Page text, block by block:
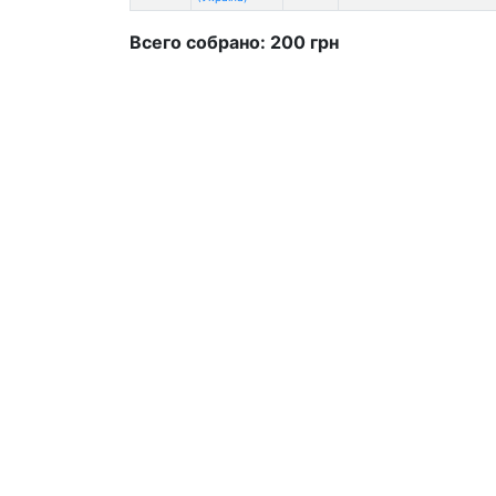
Всего собрано: 200 грн